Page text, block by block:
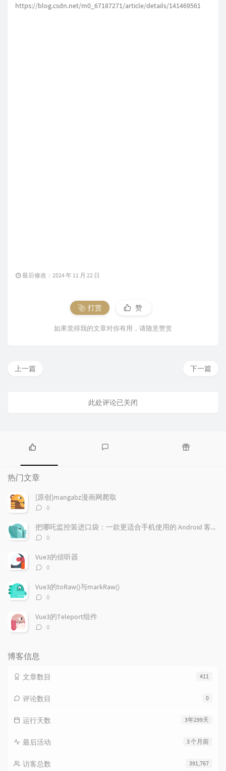
https://blog.csdn.net/m0_67187271/article/details/141469561
最后修改：2024 年 11 月 22 日
打赏 赞
如果觉得我的文章对你有用，请随意赞赏
下一篇
上一篇
此处评论已关闭
门
文
章
论
热门文章
[原创]mangabz漫画网爬取
评
数：
0
把哪吒监控装进口袋：一款更适合手机使用的 Android 客户端
评
数：
0
Vue3的侦听器
评
数：
0
Vue3的toRaw()与markRaw()
评
数：
0
Vue3的Teleport组件
评
0
博客信息
411
文章数目
0
评论数目
3年299天
运行天数
3 个月前
最后活动
391,767
访客总数